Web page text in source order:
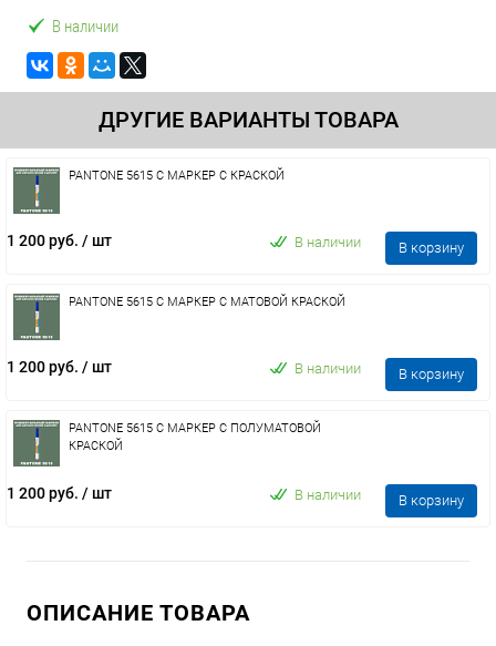
В наличии
ДРУГИЕ ВАРИАНТЫ ТОВАРА
PANTONE 5615 C МАРКЕР С КРАСКОЙ
1 200 руб. / шт В наличии В корзину
PANTONE 5615 C МАРКЕР С МАТОВОЙ КРАСКОЙ
1 200 руб. / шт В наличии В корзину
PANTONE 5615 C МАРКЕР С ПОЛУМАТОВОЙ
КРАСКОЙ
1 200 руб. / шт В наличии В корзину
ОПИСАНИЕ ТОВАРА